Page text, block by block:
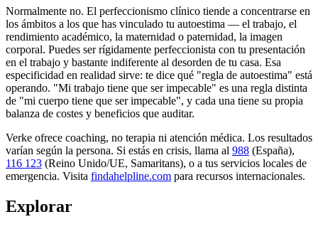
Normalmente no. El perfeccionismo clínico tiende a concentrarse en
los ámbitos a los que has vinculado tu autoestima — el trabajo, el
rendimiento académico, la maternidad o paternidad, la imagen
corporal. Puedes ser rígidamente perfeccionista con tu presentación
en el trabajo y bastante indiferente al desorden de tu casa. Esa
especificidad en realidad sirve: te dice qué "regla de autoestima" está
operando. "Mi trabajo tiene que ser impecable" es una regla distinta
de "mi cuerpo tiene que ser impecable", y cada una tiene su propia
balanza de costes y beneficios que auditar.
Verke ofrece coaching, no terapia ni atención médica. Los resultados
varían según la persona. Si estás en crisis, llama al 988 (España),
116 123 (Reino Unido/UE, Samaritans), o a tus servicios locales de
emergencia. Visita findahelpline.com para recursos internacionales.
Explorar